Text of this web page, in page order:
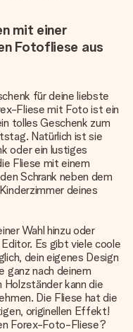
mit einer
Fotofliese aus
für deine liebste
Fliese mit Foto ist ein
tolles Geschenk zum
Natürlich ist sie
oder ein lustiges
Fliese mit einem
Schrank neben dem
deines
Wahl hinzu oder
Es gibt viele coole
dein eigenes Design
ganz nach deinem
kann die
Die Fliese hat die
originellen Effekt!
Forex-Foto-Fliese?